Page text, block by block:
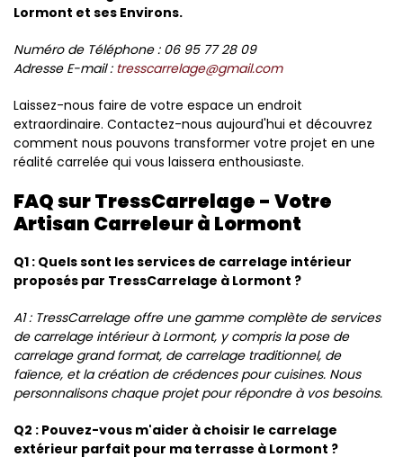
Lormont et ses Environs.
Numéro de Téléphone : 06 95 77 28 09
Adresse E-mail : tresscarrelage@gmail.com
Laissez-nous faire de votre espace un endroit
extraordinaire. Contactez-nous aujourd'hui et découvrez
comment nous pouvons transformer votre projet en une
réalité carrelée qui vous laissera enthousiaste.
FAQ sur TressCarrelage - Votre
Artisan Carreleur à Lormont
Q1 : Quels sont les services de carrelage intérieur
proposés par TressCarrelage à Lormont ?
A1 : TressCarrelage offre une gamme complète de services
de carrelage intérieur à Lormont, y compris la pose de
carrelage grand format, de carrelage traditionnel, de
faïence, et la création de crédences pour cuisines. Nous
personnalisons chaque projet pour répondre à vos besoins.
Q2 : Pouvez-vous m'aider à choisir le carrelage
extérieur parfait pour ma terrasse à Lormont ?